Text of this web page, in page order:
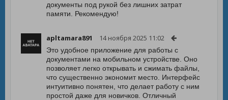
документы под рукой без лишних затрат
памяти. Рекомендую!
apltamara891 14 ноября 2025 11:02
Это удобное приложение для работы с
документами на мобильном устройстве. Оно
позволяет легко открывать и сжимать файлы,
что существенно экономит место. Интерфейс
интуитивно понятен, что делает работу с ним
простой даже для новичков. Отличный